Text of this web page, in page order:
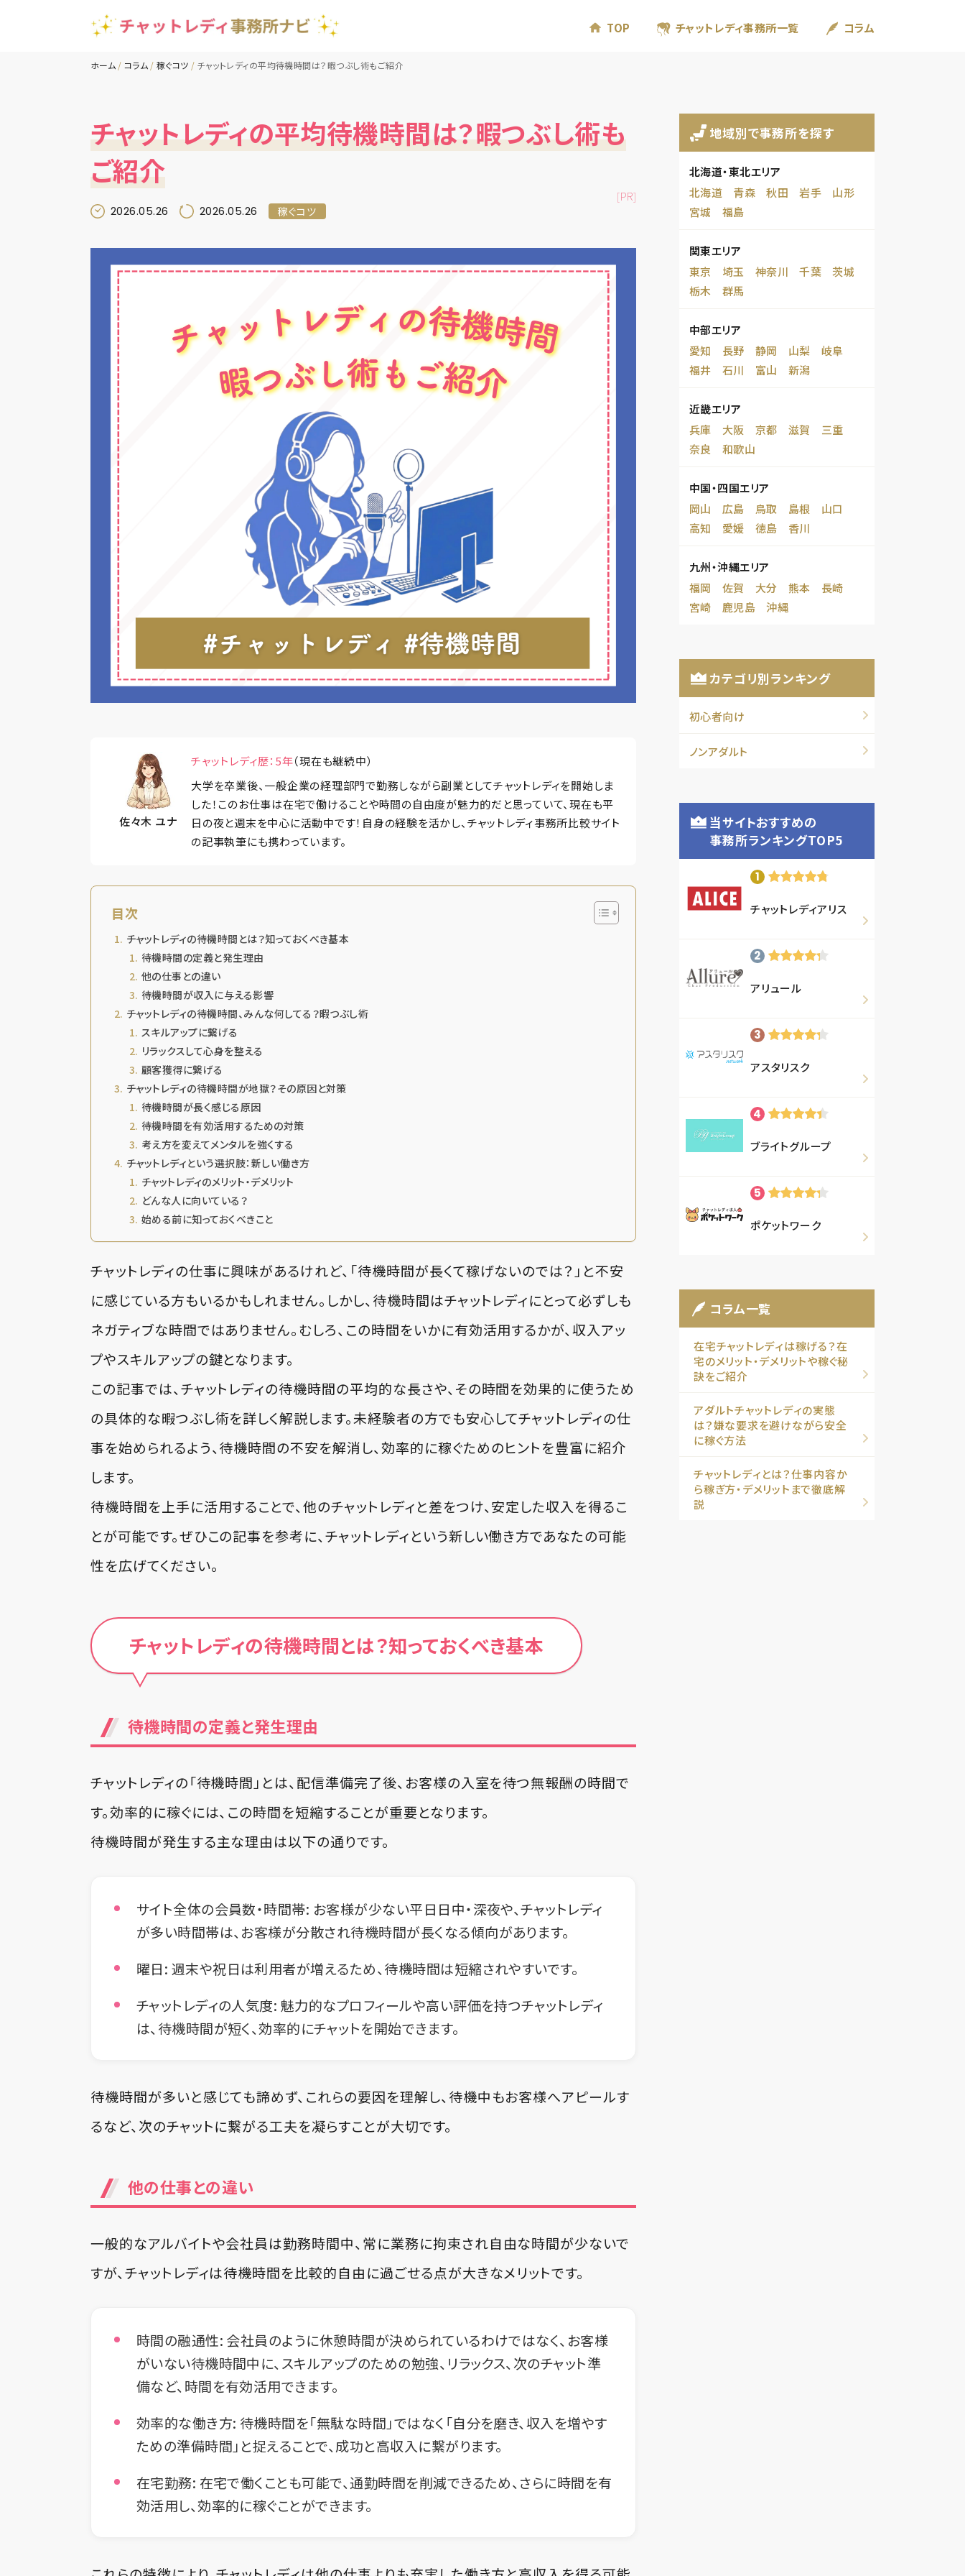
TOP チャットレディ事務所一覧 コラム
ホーム コラム 稼ぐコツ チャットレディの平均待機時間は？暇つぶし術もご紹介
チャットレディの平均待機時間は？暇つぶし術も
ご紹介
[PR]
2026.05.26
2026.05.26 稼ぐコツ
佐々木 ユナ
チャットレディ歴：5年（現在も継続中）
大学を卒業後、一般企業の経理部門で勤務しながら副業としてチャットレディを開始しま
した！このお仕事は在宅で働けることや時間の自由度が魅力的だと思っていて、現在も平
日の夜と週末を中心に活動中です！自身の経験を活かし、チャットレディ事務所比較サイト
の記事執筆にも携わっています。
目次
チャットレディの待機時間とは？知っておくべき基本
待機時間の定義と発生理由
他の仕事との違い
待機時間が収入に与える影響
チャットレディの待機時間、みんな何してる？暇つぶし術
スキルアップに繋げる
リラックスして心身を整える
顧客獲得に繋げる
チャットレディの待機時間が地獄？その原因と対策
待機時間が長く感じる原因
待機時間を有効活用するための対策
考え方を変えてメンタルを強くする
チャットレディという選択肢：新しい働き方
チャットレディのメリット・デメリット
どんな人に向いている？
始める前に知っておくべきこと
チャットレディの仕事に興味があるけれど、「待機時間が長くて稼げないのでは？」と不安
に感じている方もいるかもしれません。しかし、待機時間はチャットレディにとって必ずしも
ネガティブな時間ではありません。むしろ、この時間をいかに有効活用するかが、収入アッ
プやスキルアップの鍵となります。
この記事では、チャットレディの待機時間の平均的な長さや、その時間を効果的に使うため
の具体的な暇つぶし術を詳しく解説します。未経験者の方でも安心してチャットレディの仕
事を始められるよう、待機時間の不安を解消し、効率的に稼ぐためのヒントを豊富に紹介
します。
待機時間を上手に活用することで、他のチャットレディと差をつけ、安定した収入を得るこ
とが可能です。ぜひこの記事を参考に、チャットレディという新しい働き方であなたの可能
性を広げてください。
チャットレディの待機時間とは？知っておくべき基本
待機時間の定義と発生理由
チャットレディの「待機時間」とは、配信準備完了後、お客様の入室を待つ無報酬の時間で
す。効率的に稼ぐには、この時間を短縮することが重要となります。
待機時間が発生する主な理由は以下の通りです。
サイト全体の会員数・時間帯: お客様が少ない平日日中・深夜や、チャットレディ
が多い時間帯は、お客様が分散され待機時間が長くなる傾向があります。
曜日: 週末や祝日は利用者が増えるため、待機時間は短縮されやすいです。
チャットレディの人気度: 魅力的なプロフィールや高い評価を持つチャットレディ
は、待機時間が短く、効率的にチャットを開始できます。
待機時間が多いと感じても諦めず、これらの要因を理解し、待機中もお客様へアピールす
るなど、次のチャットに繋がる工夫を凝らすことが大切です。
他の仕事との違い
一般的なアルバイトや会社員は勤務時間中、常に業務に拘束され自由な時間が少ないで
すが、チャットレディは待機時間を比較的自由に過ごせる点が大きなメリットです。
時間の融通性: 会社員のように休憩時間が決められているわけではなく、お客様
がいない待機時間中に、スキルアップのための勉強、リラックス、次のチャット準
備など、時間を有効活用できます。
効率的な働き方: 待機時間を「無駄な時間」ではなく「自分を磨き、収入を増やす
ための準備時間」と捉えることで、成功と高収入に繋がります。
在宅勤務: 在宅で働くことも可能で、通勤時間を削減できるため、さらに時間を有
効活用し、効率的に稼ぐことができます。
地域別で事務所を探す
北海道・東北エリア
北海道
青森 秋田 岩手
山形
宮城
福島
関東エリア
東京
埼玉 神奈川 千葉
茨城
栃木
群馬
中部エリア
愛知
長野 静岡 山梨
岐阜
福井
石川 富山 新潟
近畿エリア
兵庫
大阪 京都 滋賀
三重
奈良
和歌山
中国・四国エリア
岡山
広島 鳥取 島根
山口
高知
愛媛 徳島 香川
九州・沖縄エリア
福岡
佐賀 大分 熊本
長崎
宮崎
鹿児島 沖縄
カテゴリ別ランキング
初心者向け
ノンアダルト
当サイトおすすめの
事務所ランキングTOP5
チャットレディアリス
アリュール
アスタリスク
ブライトグループ
ポケットワーク
コラム一覧
在宅チャットレディは稼げる？在
宅のメリット・デメリットや稼ぐ秘
訣をご紹介
アダルトチャットレディの実態
は？嫌な要求を避けながら安全
に稼ぐ方法
チャットレディとは？仕事内容か
ら稼ぎ方・デメリットまで徹底解
説